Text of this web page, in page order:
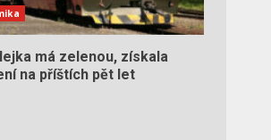
má zelenou, získala
na příštích pět let